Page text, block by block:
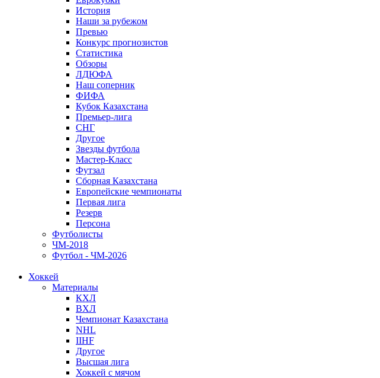
История
Наши за рубежом
Превью
Конкурс прогнозистов
Статистика
Обзоры
ЛДЮФА
Наш соперник
ФИФА
Кубок Казахстана
Премьер-лига
СНГ
Другое
Звезды футбола
Мастер-Класс
Футзал
Сборная Казахстана
Европейские чемпионаты
Первая лига
Резерв
Персона
Футболисты
ЧМ-2018
Футбол - ЧМ-2026
Хоккей
Материалы
КХЛ
ВХЛ
Чемпионат Казахстана
NHL
IIHF
Другое
Высшая лига
Хоккей с мячом